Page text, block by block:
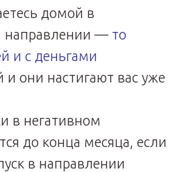
домой в
направлении — то
и с деньгами
и они настигают вас уже
в негативном
до конца месяца, если
в направлении